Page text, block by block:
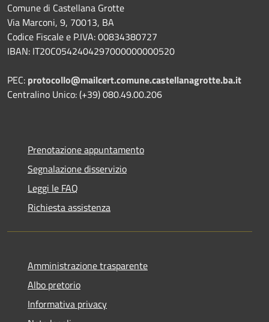
Comune di Castellana Grotte
Via Marconi, 9, 70013, BA
Codice Fiscale e P.IVA: 00834380727
IBAN: IT20C0542404297000000000520
PEC: protocollo@mailcert.comune.castellanagrotte.ba.it
Centralino Unico: (+39) 080.49.00.206
Prenotazione appuntamento
Segnalazione disservizio
Leggi le FAQ
Richiesta assistenza
Amministrazione trasparente
Albo pretorio
Informativa privacy